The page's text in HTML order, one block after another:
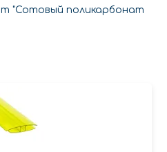
"Сотовый поликарбонат